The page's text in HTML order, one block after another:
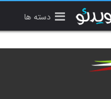
دسته ها